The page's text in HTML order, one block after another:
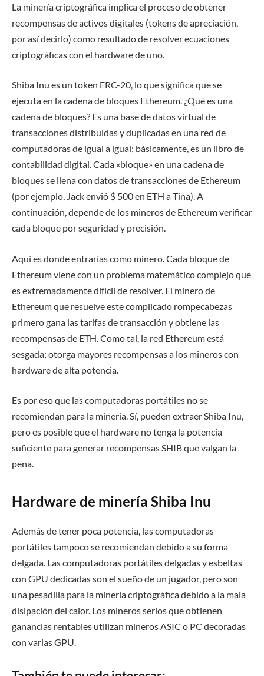
La minería criptográfica implica el proceso de obtener
recompensas de activos digitales (tokens de apreciación,
por así decirlo) como resultado de resolver ecuaciones
criptográficas con el hardware de uno.
Shiba Inu es un token ERC-20, lo que significa que se
ejecuta en la cadena de bloques Ethereum. ¿Qué es una
cadena de bloques? Es una base de datos virtual de
transacciones distribuidas y duplicadas en una red de
computadoras de igual a igual; básicamente, es un libro de
contabilidad digital. Cada «bloque» en una cadena de
bloques se llena con datos de transacciones de Ethereum
(por ejemplo, Jack envió $ 500 en ETH a Tina). A
continuación, depende de los mineros de Ethereum verificar
cada bloque por seguridad y precisión.
Aquí es donde entrarías como minero. Cada bloque de
Ethereum viene con un problema matemático complejo que
es extremadamente difícil de resolver. El minero de
Ethereum que resuelve este complicado rompecabezas
primero gana las tarifas de transacción y obtiene las
recompensas de ETH. Como tal, la red Ethereum está
sesgada; otorga mayores recompensas a los mineros con
hardware de alta potencia.
Es por eso que las computadoras portátiles no se
recomiendan para la minería. Sí, pueden extraer Shiba Inu,
pero es posible que el hardware no tenga la potencia
suficiente para generar recompensas SHIB que valgan la
pena.
Hardware de minería Shiba Inu
Además de tener poca potencia, las computadoras
portátiles tampoco se recomiendan debido a su forma
delgada. Las computadoras portátiles delgadas y esbeltas
con GPU dedicadas son el sueño de un jugador, pero son
una pesadilla para la minería criptográfica debido a la mala
disipación del calor. Los mineros serios que obtienen
ganancias rentables utilizan mineros ASIC o PC decoradas
con varias GPU.